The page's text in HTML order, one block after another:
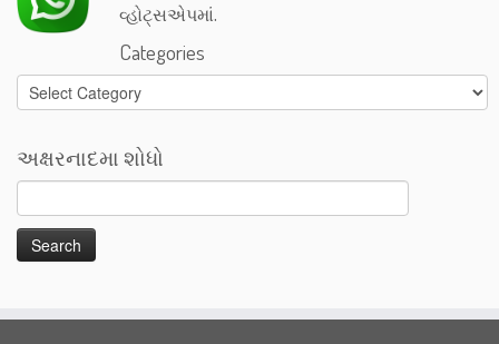
વ્હોટ્સએપમાં.
Categories
Categories
અક્ષરનાદમા શોધો